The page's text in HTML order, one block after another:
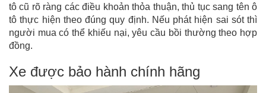
tô cũ rõ ràng các điều khoản thỏa thuận, thủ tục sang tên ô
tô thực hiện theo đúng quy định. Nếu phát hiện sai sót thì
người mua có thể khiếu nại, yêu cầu bồi thường theo hợp
đồng.
Xe được bảo hành chính hãng